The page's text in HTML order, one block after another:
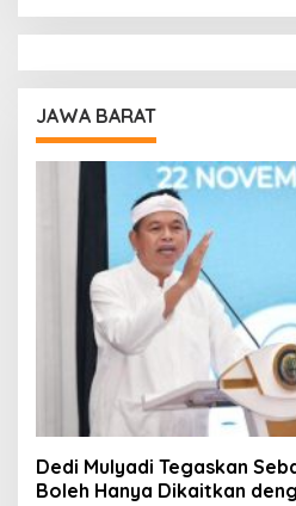
JAWA BARAT
Dedi Mulyadi Tegaskan
Boleh Hanya Dikaitkan